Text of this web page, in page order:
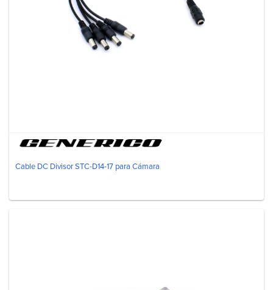
Cable DC Divisor STC-D14-17 para Cámara